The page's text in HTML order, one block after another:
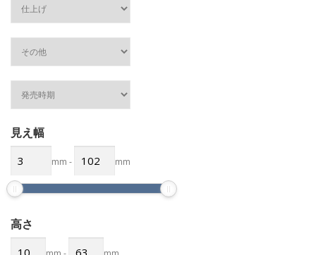
見え幅
mm - mm
高さ